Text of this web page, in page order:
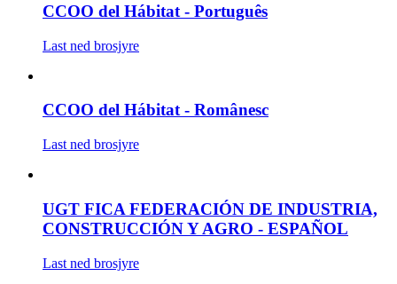
CCOO del Hábitat - Português
Last ned brosjyre
CCOO del Hábitat - Românesc
Last ned brosjyre
UGT FICA FEDERACIÓN DE INDUSTRIA,
CONSTRUCCIÓN Y AGRO - ESPAÑOL
Last ned brosjyre